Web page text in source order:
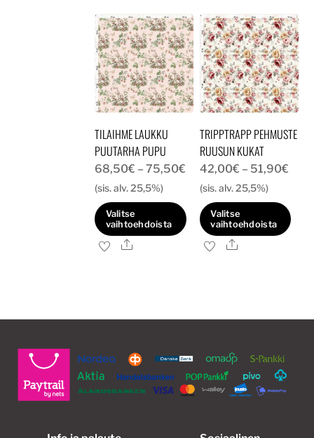
useampi
muunnelma.
Voit
tehdä
valinnat
tuotteen
sivulla.
TILAIHME LAUKKU
PUUTARHA PUPU
68,50€ – 75,50€ Hintaluokka:
68,50€
75,50€
(sis. alv. 25,5%)
Valitse
vaihtoehdoista
Tällä
muunnelma.
tehdä
valinnat
tuotteen
Ale
TRIPPTRAPP PEHMUSTE
RUUSUN KUKAT
42,00€ – 51,90€
(sis. alv. 25,5%)
Valitse
vaihtoehdoista
Tällä
muunnelma.
tehdä
valinnat
tuotteen
Ale